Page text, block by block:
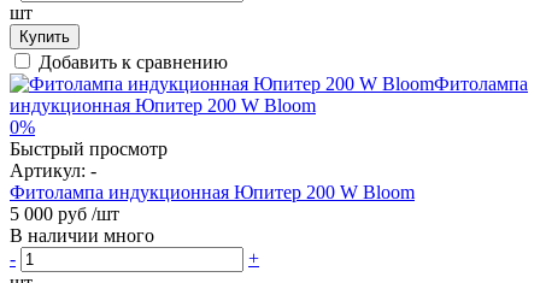
шт
Купить
Добавить к сравнению
0%
Быстрый просмотр
Артикул: -
Фитолампа индукционная Юпитер 200 W Bloom
5 000 руб /шт
В наличии много
-
+